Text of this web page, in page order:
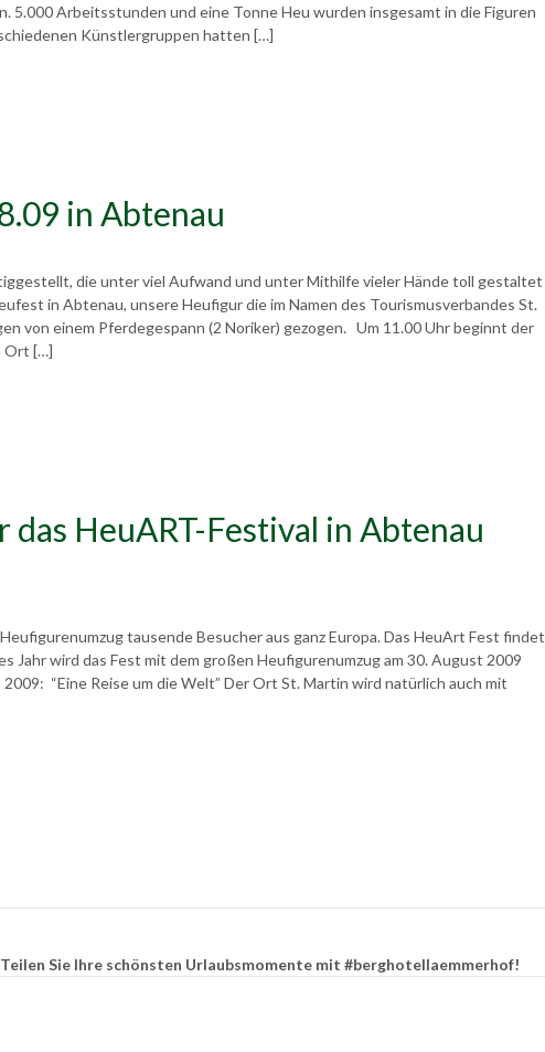
5.000 Arbeitsstunden und eine Tonne Heu wurden insgesamt in die Figuren
Künstlergruppen hatten […]
in Abtenau
die unter viel Aufwand und unter Mithilfe vieler Hände toll gestaltet
in Abtenau, unsere Heufigur die im Namen des Tourismusverbandes St.
von einem Pferdegespann (2 Noriker) gezogen. Um 11.00 Uhr beginnt der
Ort […]
HeuART-Festival in Abtenau
tausende Besucher aus ganz Europa. Das HeuArt Fest findet
Jahr wird das Fest mit dem großen Heufigurenumzug am 30. August 2009
“Eine Reise um die Welt” Der Ort St. Martin wird natürlich auch mit
Sie Ihre schönsten Urlaubsmomente mit #berghotellaemmerhof!